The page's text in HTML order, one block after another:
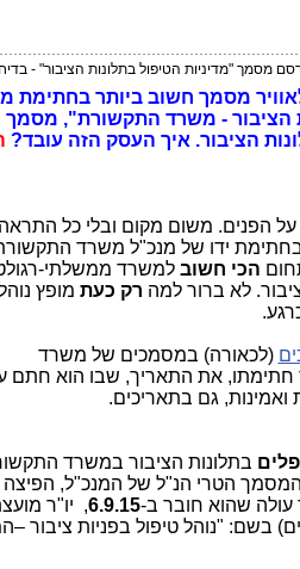
מסמך "מדיניות הטיפול בתלונות הציבור" -
פרסום לציבור, עלה אתמול (27.12.15) לאוויר מסמך
הציבור - משרד התקשורת",
הציבור. איך העסק הזה עובד?
עבורי עם חיוך על הפנים. משום מקום ובלי כל
ידו של מנכ"ל משרד
הכי חשוב למשרד ממשלתי-
לא ברור למה רק כעת מופץ
(לכאורה) במסמכים של משרד
חתימתו, את התאריך, שבו הוא חתם
בתלונות הציבור במשרד
הטרי הנ"ל של המנכ"ל, הפיצה אך
שהוא חובר ב-6.9.15, יו"ר
בשם: "נוהל טיפול בפניות ציבור